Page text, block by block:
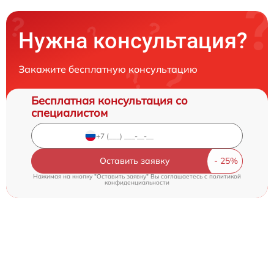
Нужна консультация?
Закажите бесплатную консультацию
Бесплатная консультация со
специалистом
Оставить заявку
Нажимая на кнопку "Оставить заявку" Вы соглашаетесь c политикой
конфиденциальности